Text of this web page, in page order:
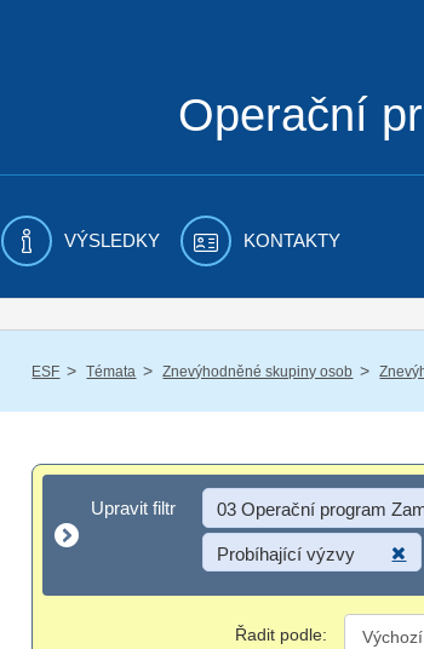
Operační
VÝSLEDKY KONTAKTY
ESF / Témata / Znevýhodněné skupiny osob /
Upravit filtr
Upravit filtr 03 Operační program
Probíhající výzvy
Řadit podle: